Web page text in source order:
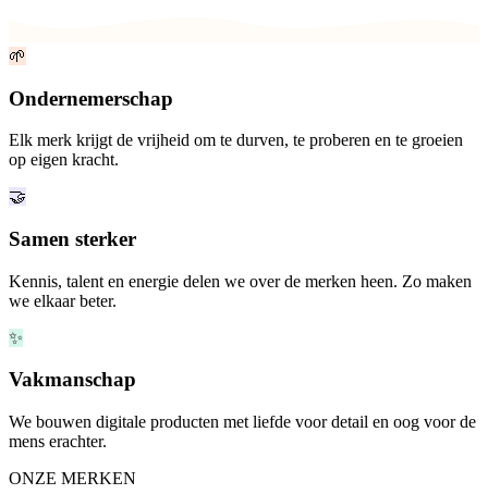
🌱
Ondernemerschap
Elk merk krijgt de vrijheid om te durven, te proberen en te groeien
op eigen kracht.
🤝
Samen sterker
Kennis, talent en energie delen we over de merken heen. Zo maken
we elkaar beter.
✨
Vakmanschap
We bouwen digitale producten met liefde voor detail en oog voor de
mens erachter.
ONZE MERKEN